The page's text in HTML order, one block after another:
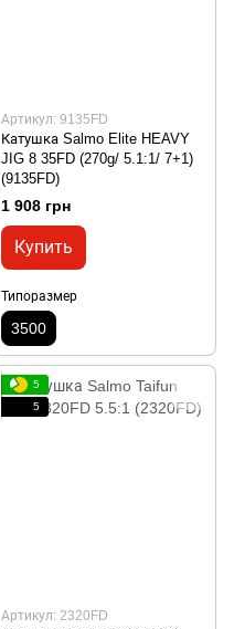
Артикул: 9135FD
Катушка Salmo Elite HEAVY
JIG 8 35FD (270g/ 5.1:1/ 7+1)
(9135FD)
1 908 грн
Купить
Типоразмер
3500
5
5
Артикул: 2320FD